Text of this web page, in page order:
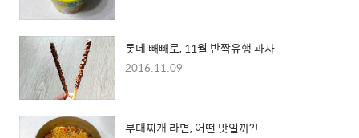
롯데 빼빼로, 11월 반짝유행 과자
2016.11.09
부대찌개 라면, 어떤 맛일까?!